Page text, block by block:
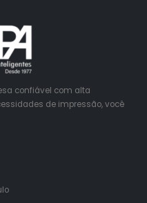
confiável com alta
de impressão, você